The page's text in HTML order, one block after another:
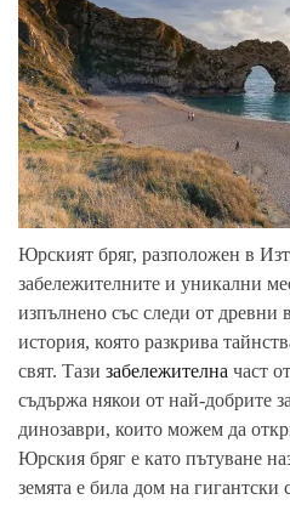
Юрският бряг, разположен в
забележителните и уникални
изпълнено със следи от древни
история, която разкрива
свят. Тази забележителна част
съдържа някои от най-добрите
динозаври, които можем да
Юрския бряг е като пътуване
земята е била дом на гигантски